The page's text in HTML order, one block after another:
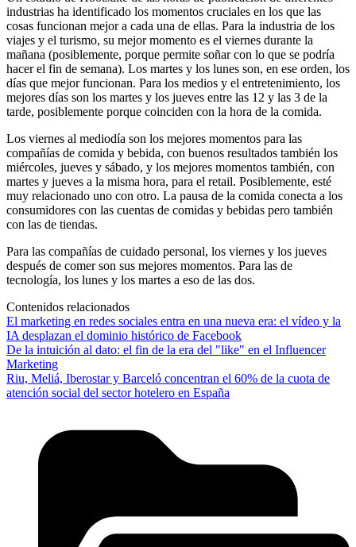
industrias ha identificado los momentos cruciales en los que las
cosas funcionan mejor a cada una de ellas. Para la industria de los
viajes y el turismo, su mejor momento es el viernes durante la
mañana (posiblemente, porque permite soñar con lo que se podría
hacer el fin de semana). Los martes y los lunes son, en ese orden, los
días que mejor funcionan. Para los medios y el entretenimiento, los
mejores días son los martes y los jueves entre las 12 y las 3 de la
tarde, posiblemente porque coinciden con la hora de la comida.
Los viernes al mediodía son los mejores momentos para las
compañías de comida y bebida, con buenos resultados también los
miércoles, jueves y sábado, y los mejores momentos también, con
martes y jueves a la misma hora, para el retail. Posiblemente, esté
muy relacionado uno con otro. La pausa de la comida conecta a los
consumidores con las cuentas de comidas y bebidas pero también
con las de tiendas.
Para las compañías de cuidado personal, los viernes y los jueves
después de comer son sus mejores momentos. Para las de
tecnología, los lunes y los martes a eso de las dos.
Contenidos relacionados
El marketing en redes sociales entra en una nueva era: el vídeo y la
IA desplazan el dominio histórico de Facebook
De la intuición al dato: el fin de la era del "like" en el Influencer
Marketing
Riu, Meliá, Iberostar y Barceló concentran el 60% de la cuota de
atención social del sector hotelero en España